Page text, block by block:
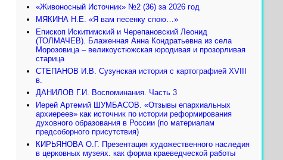
«Живоносный Источник» №2 (36) за 2026 год
МЯКИНА Н.Е. «Я вам песенку спою…»
Епископ Искитимский и Черепановский Леонид
(ТОЛМАЧЕВ). Блаженная Анна Кондратьевна из села
Морозовица – великоустюжская юродивая и прозорливая
старица
СТЕПАНОВ И.В. Сузунская история с картографией XVIII
в.
ДАНИЛОВ Г.И. Воспоминания. Часть 3
Иерей Артемий ШУМБАСОВ. «Отзывы епархиальных
архиереев» как источник по истории реформирования
духовного образования в России (по материалам
предсоборного присутствия)
КИРЬЯНОВА О.Г. Презентация художественного наследия
в церковных музеях. как форма краеведческой работы